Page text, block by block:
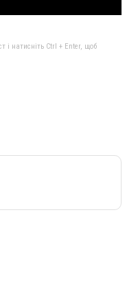
і натисніть Ctrl + Enter, щоб